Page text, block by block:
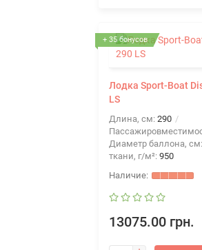
+ 35 бонусов
Лодка Sport-Boat
LS
Длина, см: 290
Диаметр баллона, см:
ткани, г/м²: 950
13075.00 грн.